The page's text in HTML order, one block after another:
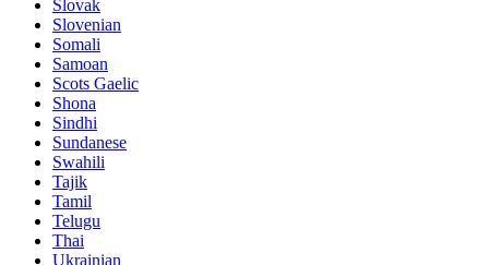
Slovak
Slovenian
Somali
Samoan
Scots Gaelic
Shona
Sindhi
Sundanese
Swahili
Tajik
Tamil
Telugu
Thai
Ukrainian